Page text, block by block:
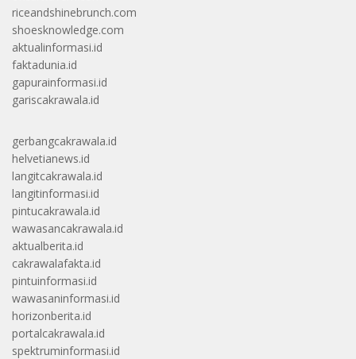
riceandshinebrunch.com
shoesknowledge.com
aktualinformasi.id
faktadunia.id
gapurainformasi.id
gariscakrawala.id
gerbangcakrawala.id
helvetianews.id
langitcakrawala.id
langitinformasi.id
pintucakrawala.id
wawasancakrawala.id
aktualberita.id
cakrawalafakta.id
pintuinformasi.id
wawasaninformasi.id
horizonberita.id
portalcakrawala.id
spektruminformasi.id